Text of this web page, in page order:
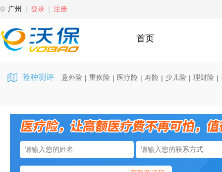
广州 登录 注册
首页
险种测评 意外险 | 重疾险 | 医疗险 | 寿险 | 少儿险 | 理财险 |